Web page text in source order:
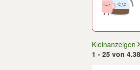
Kleinanzeigen
1 - 25 von